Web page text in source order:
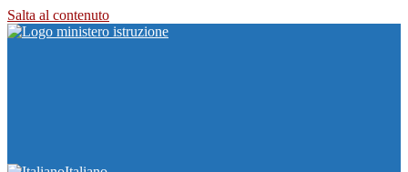
Salta al contenuto